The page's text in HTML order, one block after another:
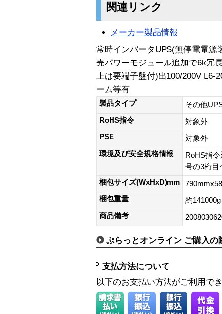
関連リンク
メーカー製品情報
常時インバータUPS(無停電電源
売パワーモジュール追加で6k冗
上は要端子盤付)出100/200V L6-
ーム等有
製品タイプ
その他
RoHS指令
対象外
PSE
対象外
環境及び安全規格情報
RoHS指
号の3桁目
梱包サイズ(WxHxD)mm
梱包重量
約141000g
商品備考
ぷらっとオンライン ご購入の
支払方法について
以下のお支払い方法がご利用で